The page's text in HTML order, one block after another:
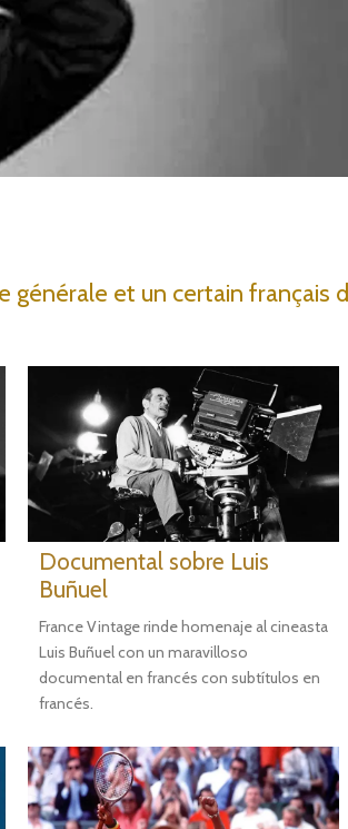
et un certain français
Documental sobre Luis
Buñuel
France Vintage rinde homenaje al cineasta
Luis Buñuel con un maravilloso
documental en francés con subtítulos en
francés.